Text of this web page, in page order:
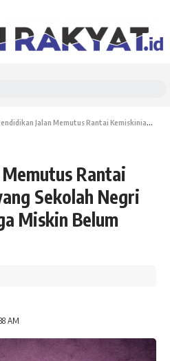
Jalan Memutus Rantai Kemiskinian. Sayang Sekolah Negri Terbatas Keluarga Miskin Belum Terlayani
Rantai
Sekolah Negri
Miskin Belum
AM